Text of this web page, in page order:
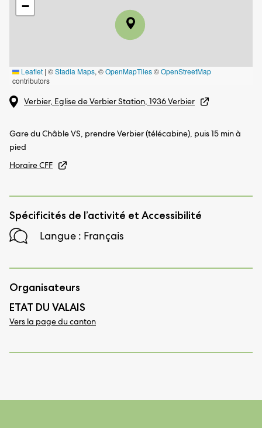
−
Leaflet | ©Stadia Maps, ©OpenMapTiles©OpenStreetMap
contributors
Verbier, Eglise de Verbier Station, 1936 Verbier
Gare du Châble VS, prendre Verbier (télécabine), puis 15 min à
pied
Horaire CFF
Spécificités de l’activité et Accessibilité
Langue : Français
Organisateurs
ETAT DU VALAIS
Vers la page du canton